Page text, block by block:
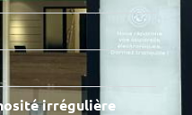
irrégulière